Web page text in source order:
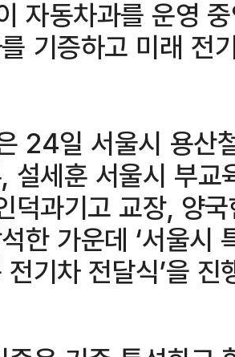
자동차과를 운영
기증하고 미래 전
24일 서울시 용산
설세훈 서울시 부
덕과기고 교장, 양
한 가운데 ‘서울시
기차 전달식’을 진